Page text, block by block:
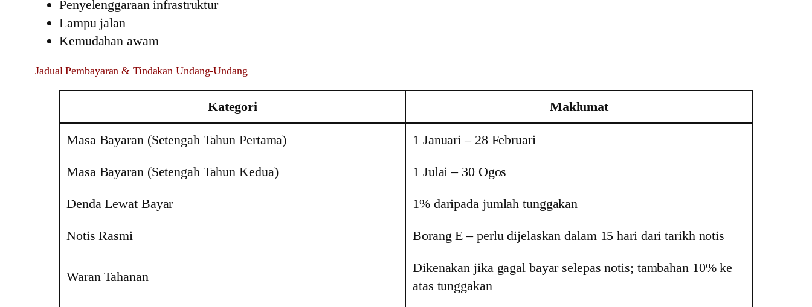
Penyelenggaraan infrastruktur
Lampu jalan
Kemudahan awam
Jadual Pembayaran & Tindakan Undang-Undang
Kategori Maklumat
Masa Bayaran (Setengah Tahun Pertama) 1 Januari – 28 Februari
Masa Bayaran (Setengah Tahun Kedua) 1 Julai – 30 Ogos
Denda Lewat Bayar 1% daripada jumlah tunggakan
Notis Rasmi Borang E – perlu dijelaskan dalam 15 hari dari tarikh notis
Waran Tahanan
Dikenakan jika gagal bayar selepas notis; tambahan 10% ke
atas tunggakan